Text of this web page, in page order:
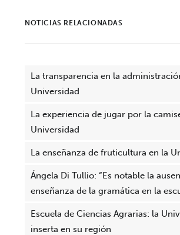
NOTICIAS RELACIONADAS
La transparencia en la
Universidad
La experiencia de jugar por la
Universidad
La enseñanza de fruticultura en la
Ángela Di Tullio: “Es notable la
enseñanza de la gramática en la
Escuela de Ciencias Agrarias: la
inserta en su región